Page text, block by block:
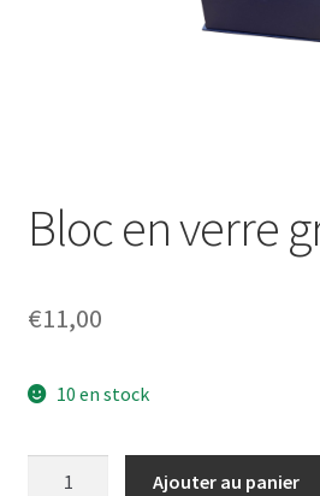
Bloc en verre
€11,00
10 en stock
Ajouter au panier